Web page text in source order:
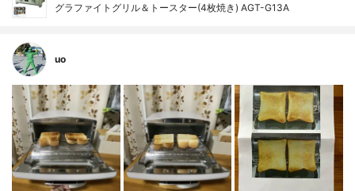
グラファイトグリル＆トースター(4枚焼き) AGT-G13A
uo